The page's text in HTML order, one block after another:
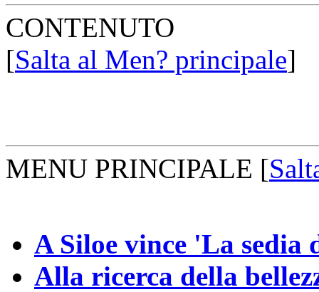
CONTENUTO
[Salta al Men? principale]
MENU PRINCIPALE [
A Siloe vince 'La sedia
Alla ricerca della